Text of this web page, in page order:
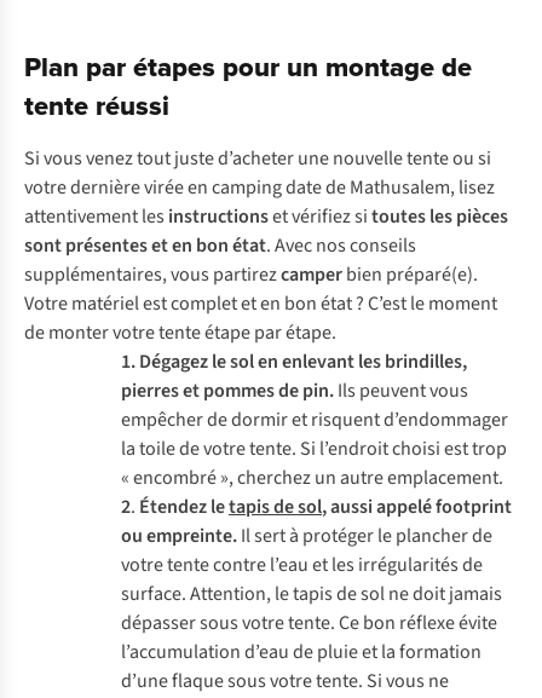
Plan par étapes pour un montage de
tente réussi
Si vous venez tout juste d’acheter une nouvelle tente ou si
votre dernière virée en camping date de Mathusalem, lisez
attentivement les instructionset vérifiez sitoutes les pièces
sont présentes et en bon état. Avec nos conseils
supplémentaires, vous partirezcamperbien préparé(e).
Votre matériel est complet et en bon état ? C’est le moment
de monter votre tente étape par étape.
1. Dégagez le sol en enlevant les brindilles,
pierres et pommes de pin.Ils peuvent vous
empêcher de dormir et risquent d’endommager
la toile de votre tente. Si l’endroit choisi est trop
« encombré », cherchez un autre emplacement.
2. Étendez letapis de sol, aussi appelé footprint
ou empreinte.Il sert à protéger le plancher de
votre tente contre l’eau et les irrégularités de
surface. Attention, le tapis de sol ne doit jamais
dépasser sous votre tente. Ce bon réflexe évite
l’accumulation d’eau de pluie et la formation
d’une flaque sous votre tente. Si vous ne